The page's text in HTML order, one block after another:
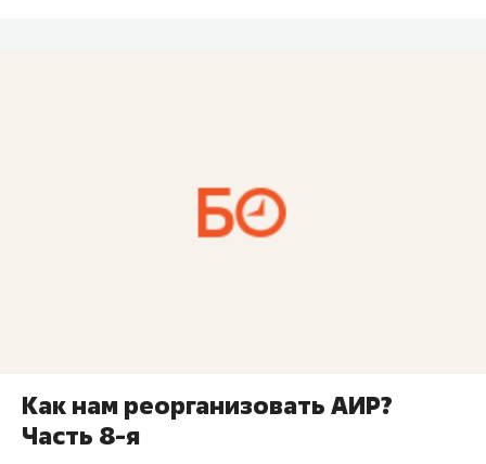
Как нам реорганизовать АИР?
Часть 8-я